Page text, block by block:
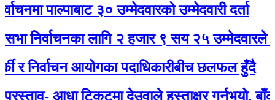
पाल्पाबाट ३० उम्मेदवारको उम्मेदवारी दर्ता
लागि २ हजार ९ सय २५ उम्मेदवारले
आयोगका पदाधिकारीबीच छलफल हुँदै
आधा टिकटमा देउवाले हस्ताक्षर गर्नुभयो, बाँकी